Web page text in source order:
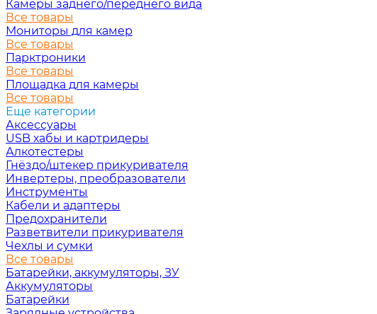
Камеры заднего/переднего вида
Все товары
Мониторы для камер
Все товары
Парктроники
Все товары
Площадка для камеры
Все товары
Еще категории
Аксессуары
USB хабы и картридеры
Алкотестеры
Гнёздо/штекер прикуривателя
Инвертеры, преобразователи
Инструменты
Кабели и адаптеры
Предохранители
Разветвители прикуривателя
Чехлы и сумки
Все товары
Батарейки, аккумуляторы, ЗУ
Аккумуляторы
Батарейки